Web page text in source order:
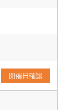
開催日確認